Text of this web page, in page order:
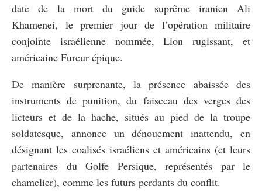
date de la mort du guide suprême iranien Ali
Khamenei, le premier jour de l’opération militaire
conjointe israélienne nommée, Lion rugissant, et
américaine Fureur épique.
De manière surprenante, la présence abaissée des
instruments de punition, du faisceau des verges des
licteurs et de la hache, situés au pied de la troupe
soldatesque, annonce un dénouement inattendu, en
désignant les coalisés israéliens et américains (et leurs
partenaires du Golfe Persique, représentés par le
chamelier), comme les futurs perdants du conflit.